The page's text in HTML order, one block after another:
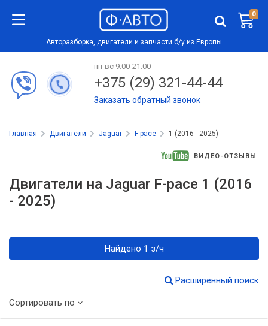
0
Авторазборка, двигатели и запчасти б/у из Европы
пн-вс 9:00-21:00
+375 (29) 321-44-44
Заказать обратный звонок
Главная Двигатели Jaguar F-pace 1 (2016 - 2025)
ВИДЕО-ОТЗЫВЫ
Двигатели на Jaguar F-pace 1 (2016
- 2025)
Найдено 1 з/ч
Расширенный поиск
Сортировать по